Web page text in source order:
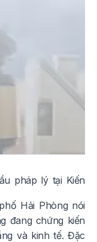
pháp lý tại Kiến
Hải Phòng nói
đang chứng kiến
và kinh tế. Đặc